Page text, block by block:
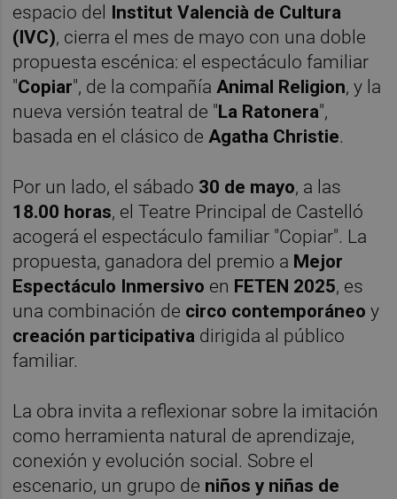
espacio del Institut Valencià de Cultura
(IVC), cierra el mes de mayo con una doble
propuesta escénica: el espectáculo familiar
"Copiar", de la compañíaAnimal Religion, y la
nueva versión teatral de "La Ratonera",
basada en el clásico deAgatha Christie.
Por un lado, el sábado 30 de mayo, a las
18.00 horas, el Teatre Principal de Castelló
acogerá el espectáculo familiar "Copiar". La
propuesta, ganadora del premio a Mejor
Espectáculo Inmersivo en FETEN 2025, es
una combinación de circo contemporáneo y
creación participativa dirigida al público
familiar.
La obra invita a reflexionar sobre la imitación
como herramienta natural de aprendizaje,
conexión y evolución social. Sobre el
escenario, un grupo de niños y niñas de